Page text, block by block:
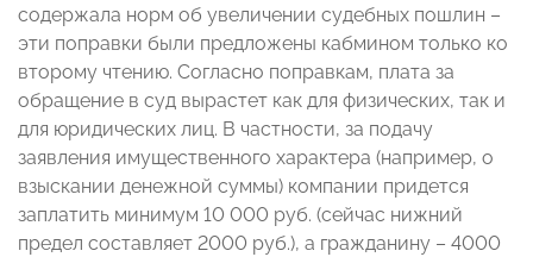
содержала норм об увеличении судебных пошлин –
эти поправки были предложены кабмином только ко
второму чтению. Согласно поправкам, плата за
обращение в суд вырастет как для физических, так и
для юридических лиц. В частности, за подачу
заявления имущественного характера (например, о
взыскании денежной суммы) компании придется
заплатить минимум 10 000 руб. (сейчас нижний
предел составляет 2000 руб.), а гражданину – 4000